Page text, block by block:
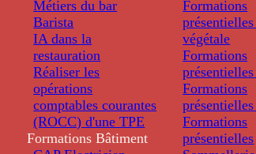
Métiers du bar
Barista
IA dans la
restauration
Réaliser les
opérations
comptables courantes
(ROCC) d'une TPE
Formations Bâtiment
Formations
présentielles
végétale
Formations
présentielles
Formations
présentielles
Formations
présentielles